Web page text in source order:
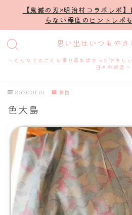
【鬼滅の刃×明治村コラボレポ
らない程度のヒントレポ
思い出はいつもやさ
～どんなできごとも振り返ればきっとやさ
日々の戯言～
MENU
プロフィール
謎解き
ホテル滞在記
舞台・ライブ
名古屋
2020.01.01 着物
色大島